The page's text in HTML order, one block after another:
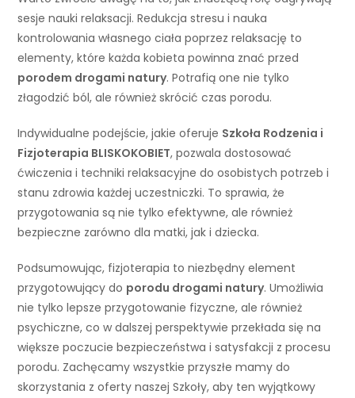
sesje nauki relaksacji. Redukcja stresu i nauka
kontrolowania własnego ciała poprzez relaksację to
elementy, które każda kobieta powinna znać przed
porodem drogami natury. Potrafią one nie tylko
złagodzić ból, ale również skrócić czas porodu.
Indywidualne podejście, jakie oferuje Szkoła Rodzenia i
Fizjoterapia BLISKOKOBIET, pozwala dostosować
ćwiczenia i techniki relaksacyjne do osobistych potrzeb i
stanu zdrowia każdej uczestniczki. To sprawia, że
przygotowania są nie tylko efektywne, ale również
bezpieczne zarówno dla matki, jak i dziecka.
Podsumowując, fizjoterapia to niezbędny element
przygotowujący do porodu drogami natury. Umożliwia
nie tylko lepsze przygotowanie fizyczne, ale również
psychiczne, co w dalszej perspektywie przekłada się na
większe poczucie bezpieczeństwa i satysfakcji z procesu
porodu. Zachęcamy wszystkie przyszłe mamy do
skorzystania z oferty naszej Szkoły, aby ten wyjątkowy